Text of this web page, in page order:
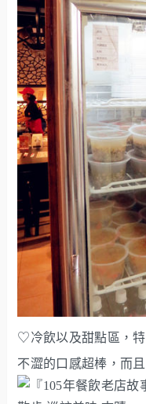
♡冷飲以及甜點區，
不澀的口感超棒，而